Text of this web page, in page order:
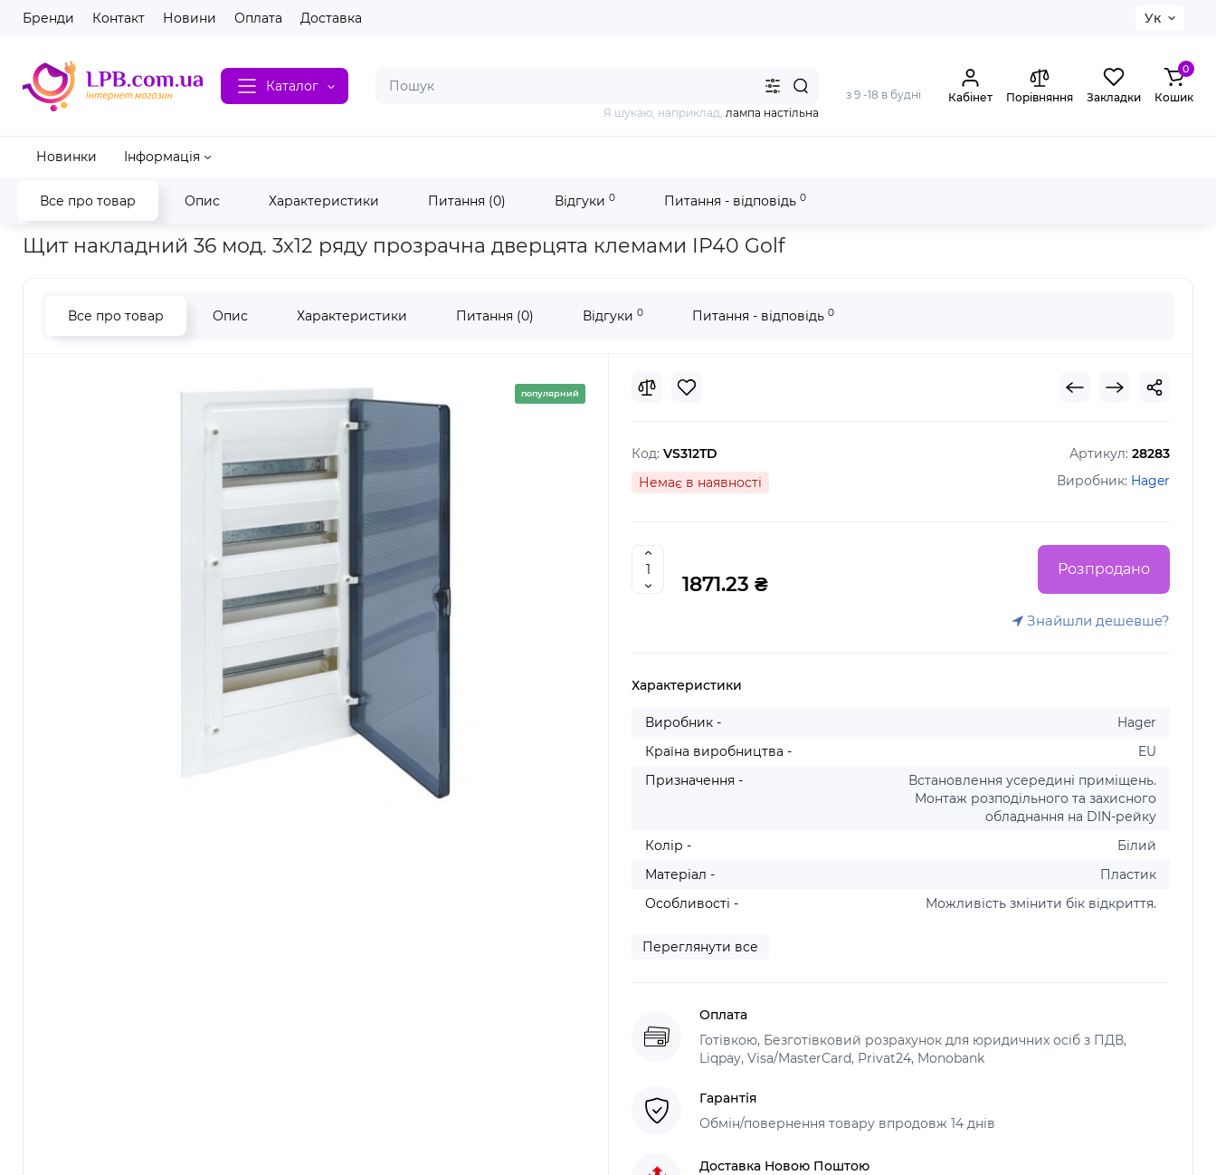
Бренди Контакт Новини Оплата Доставка Ук
Каталог
з 9 -18 в будні
Я шукаю, наприклад, лампа настільна
Кабінет Порівняння Закладки
0
Кошик
Новинки Інформація
Все про товар Опис Характеристики Питання (0) Відгуки 0 Питання - відповідь 0
Головна Електрика НВА обладнання Електрощитки Електрощитки Hager Щит накладний 36 мод. 3x12 ряду прозрачна дверцята клемами IP40 Golf
Щит накладний 36 мод. 3x12 ряду прозрачна дверцята клемами IP40 Golf
Все про товар Опис Характеристики Питання (0) Відгуки 0 Питання - відповідь 0
популярний
Код: VS312TD Артикул: 28283
Виробник: Hager
Немає в наявності
1871.23 ₴
Розпродано
Знайшли дешевше?
Характеристики
Виробник -
Hager
Країна виробництва -
EU
Призначення -
Встановлення усередині приміщень.
Монтаж розподільного та захисного
обладнання на DIN-рейку
Колір -
Білий
Матеріал -
Пластик
Особливості -
Можливість змінити бік відкриття.
Переглянути все
Оплата
Готівкою, Безготівковий розрахунок для юридичних осіб з ПДВ,
Liqpay, Visa/MasterCard, Privat24, Monobank
Гарантія
Обмін/повернення товару впродовж 14 днів
Доставка Новою Поштою